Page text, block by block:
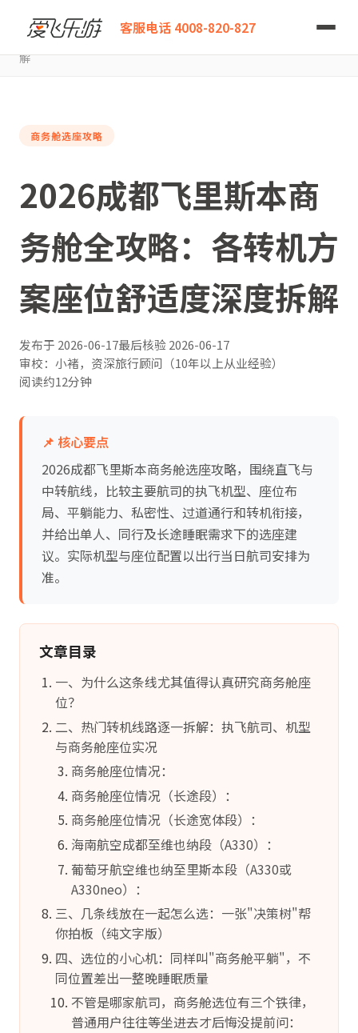
客服电话 4008-820-827
爱飞乐游
2026成都飞里斯本商务舱全攻略：各转机方案座位舒适度深度拆
解
商务舱选座攻略
2026成都飞里斯本商
务舱全攻略：各转机方
案座位舒适度深度拆解
发布于 2026-06-17最后核验2026-06-17
审校：小褚，资深旅行顾问（10年以上从业经验）
阅读约12分钟
📌 核心要点
2026成都飞里斯本商务舱选座攻略，围绕直飞与
中转航线，比较主要航司的执飞机型、座位布
局、平躺能力、私密性、过道通行和转机衔接，
并给出单人、同行及长途睡眠需求下的选座建
议。实际机型与座位配置以出行当日航司安排为
准。
文章目录
一、为什么这条线尤其值得认真研究商务舱座
位？
二、热门转机线路逐一拆解：执飞航司、机型
与商务舱座位实况
商务舱座位情况：
商务舱座位情况（长途段）：
商务舱座位情况（长途宽体段）：
海南航空成都至维也纳段（A330）：
葡萄牙航空维也纳至里斯本段（A330或
A330neo）：
三、几条线放在一起怎么选：一张"决策树"帮
你拍板（纯文字版）
四、选位的小心机：同样叫"商务舱平躺"，不
同位置差出一整晚睡眠质量
不管是哪家航司，商务舱选位有三个铁律，
普通用户往往等坐进去才后悔没提前问：